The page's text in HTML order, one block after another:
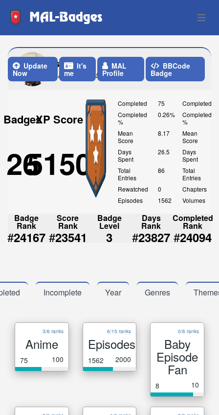
MAL-Badges Open
seryiihd
Last Update: 5 Days ago
Update
Now
It's
me
MAL
Profile
BBCode
Badge
Badges
26
XP Score
5150
Completed
75
Completed
%
0.26%
Mean
Score
8.17
Days
Spent
26.5
Total
Entries
86
Rewatched
0
Episodes
1562
Completed
Completed
%
Mean
Score
Days
Spent
Total
Entries
Chapters
Volumes
Badge
Rank
#24167
Score
Rank
#23541
Badge
Level
3
Days
Rank
#23827
Completed
Rank
#24094
Incomplete Year Genres
3/6 ranks
Anime
75 100
6/15 ranks
Episodes
1562 2000
0/6 ranks
Baby
Episode
Fan
8 10